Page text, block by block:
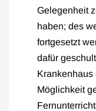
Gelegenheit
haben; des
fortgesetzt
dafür
Krankenhaus
Möglichkeit